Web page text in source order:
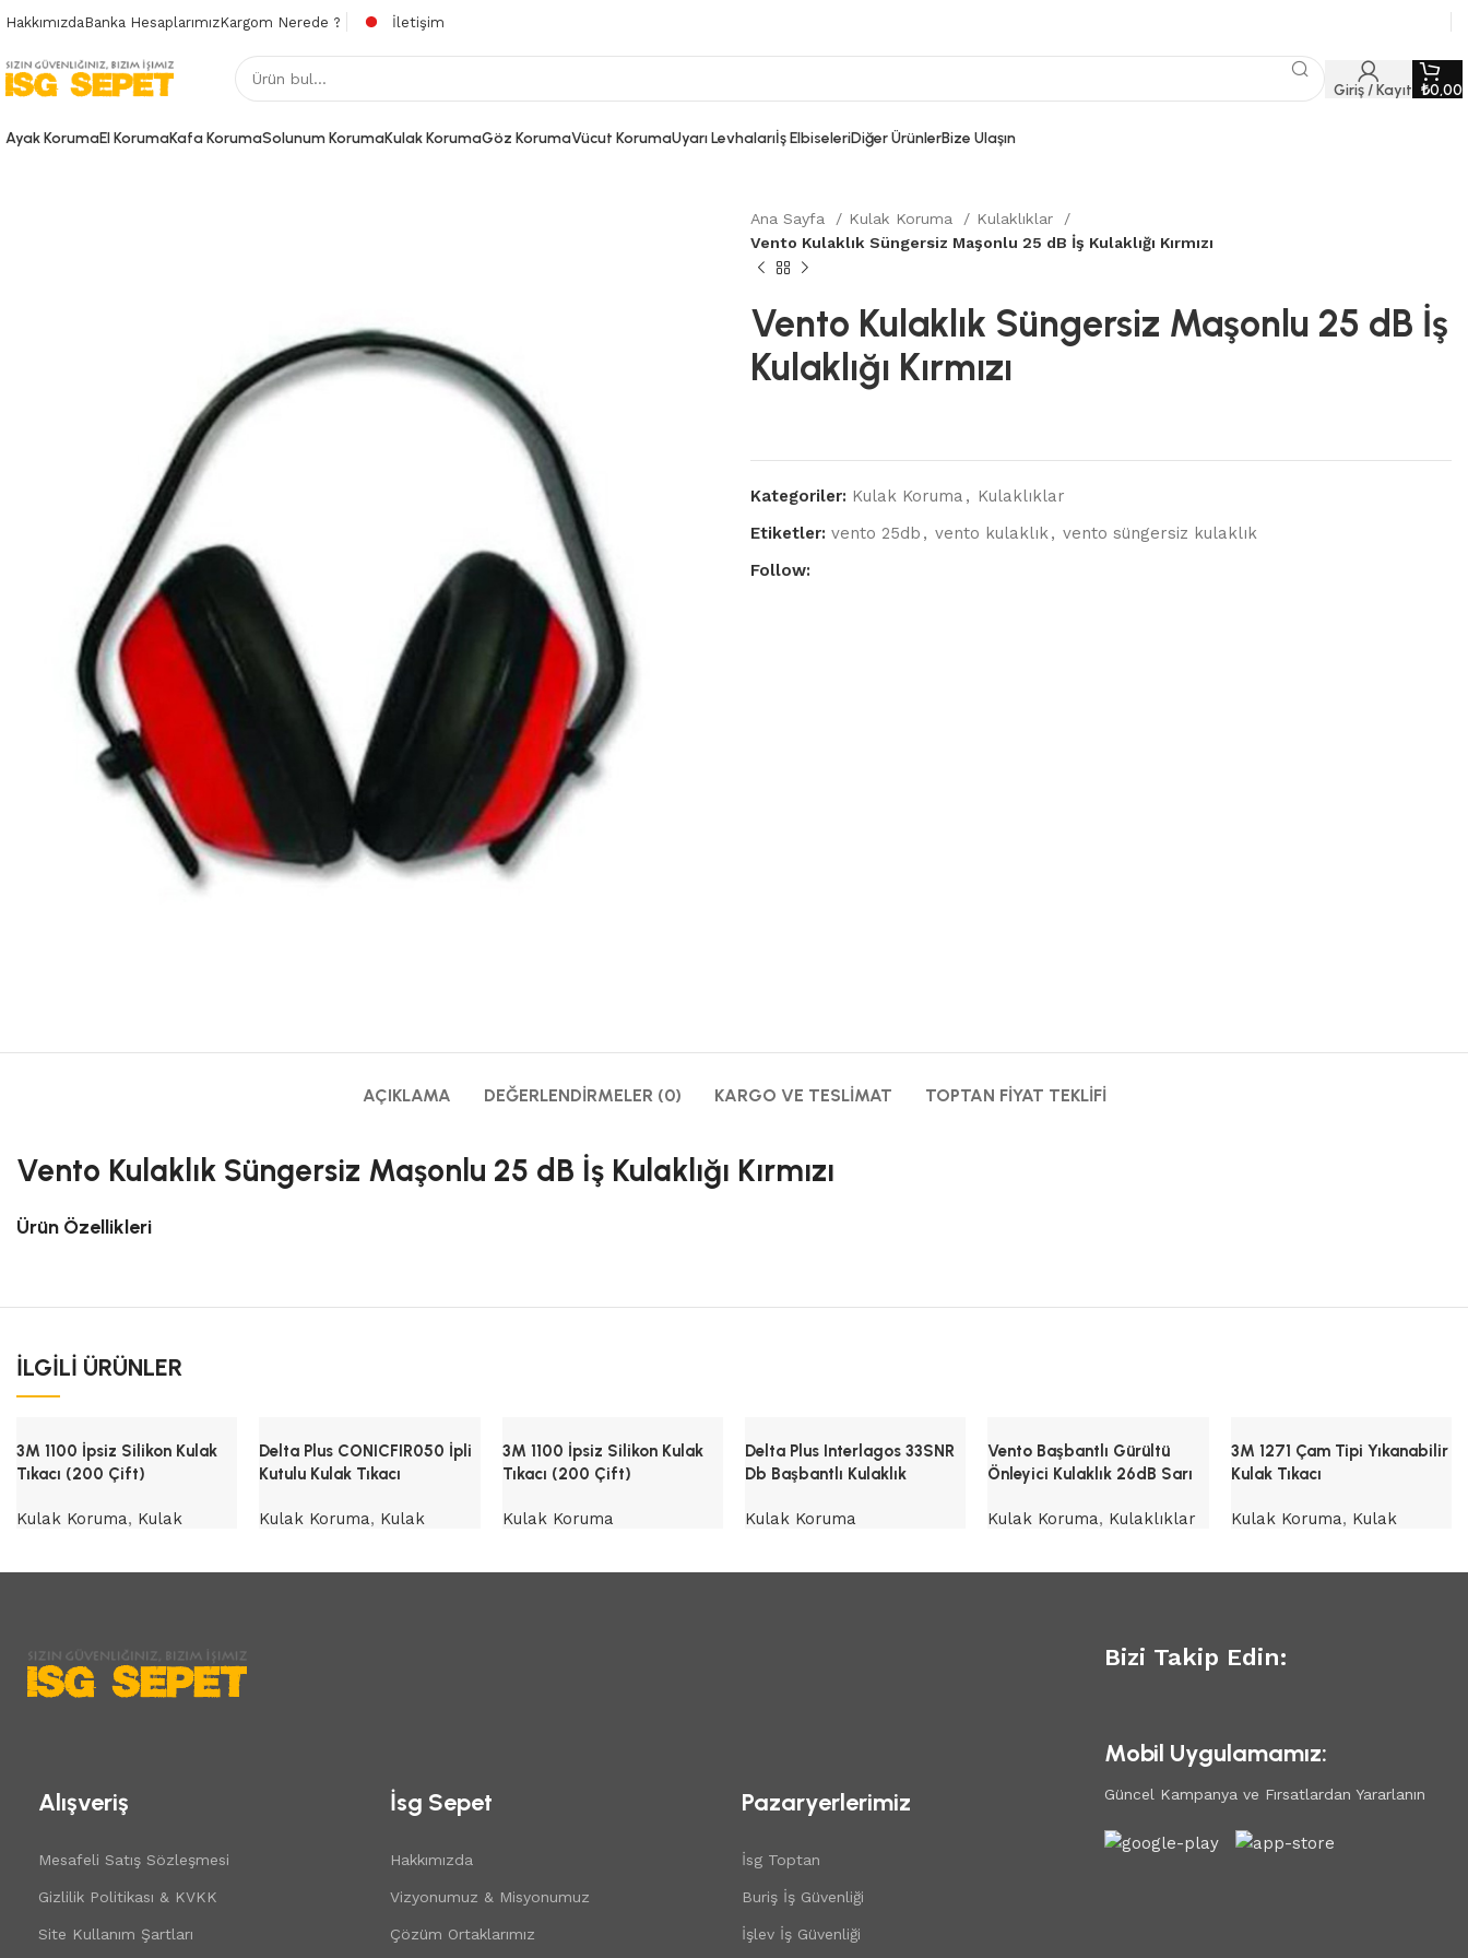
Hakkımızda Banka HesaplarımızKargom Nerede ? İletişim
Giriş / Kayıt ₺0,00
Ayak KorumaEl KorumaKafa KorumaSolunum KorumaKulak KorumaGöz KorumaVücut KorumaUyarı Levhalarıİş ElbiseleriDiğer ÜrünlerBize Ulaşın
Ana Sayfa Kulak Koruma
Kulaklıklar
Vento Kulaklık Süngersiz Maşonlu 25 dB İş Kulaklığı Kırmızı
Vento Kulaklık Süngersiz Maşonlu 25 dB İş
Kulaklığı Kırmızı
Kategoriler: Kulak Koruma , Kulaklıklar
Etiketler: vento 25db , vento kulaklık, vento süngersiz kulaklık
Follow:
AÇIKLAMA DEĞERLENDIRMELER (0) KARGO VE TESLIMAT TOPTAN FIYAT TEKLIFI
Vento Kulaklık Süngersiz Maşonlu 25 dB İş Kulaklığı Kırmızı
Ürün Özellikleri
İLGILI ÜRÜNLER
3M 1100 İpsiz Silikon Kulak
Tıkacı (200 Çift)
Kulak Koruma, Kulak
Delta Plus CONICFIR050 İpli
Kutulu Kulak Tıkacı
Kulak Koruma, Kulak
3M 1100 İpsiz Silikon Kulak
Tıkacı (200 Çift)
Kulak Koruma
Delta Plus Interlagos 33SNR
Db Başbantlı Kulaklık
Kulak Koruma
Vento Başbantlı Gürültü
Önleyici Kulaklık 26dB Sarı
Kulak Koruma, Kulaklıklar
3M 1271 Çam Tipi Yıkanabilir
Kulak Tıkacı
Kulak Koruma, Kulak
Alışveriş
Mesafeli Satış Sözleşmesi
Gizlilik Politikası & KVKK
Site Kullanım Şartları
İsg Sepet
Hakkımızda
Vizyonumuz & Misyonumuz
Çözüm Ortaklarımız
Pazaryerlerimiz
İsg Toptan
Buriş İş Güvenliği
İşlev İş Güvenliği
Bizi Takip Edin:
Mobil Uygulamamız:
Güncel Kampanya ve Fırsatlardan Yararlanın